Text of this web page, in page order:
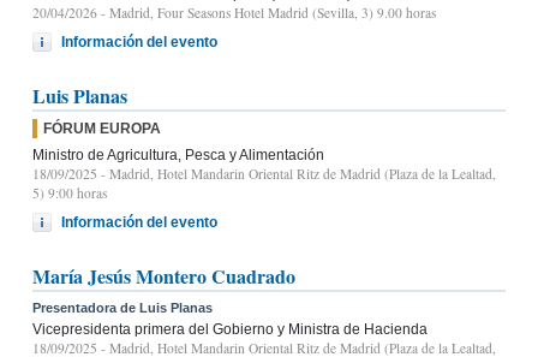
20/04/2026 - Madrid, Four Seasons Hotel Madrid (Sevilla, 3) 9.00 horas
Información del evento
Luis Planas
FÓRUM EUROPA
Ministro de Agricultura, Pesca y Alimentación
18/09/2025 - Madrid, Hotel Mandarin Oriental Ritz de Madrid (Plaza de la Lealtad,
5) 9:00 horas
Información del evento
María Jesús Montero Cuadrado
Presentadora de Luis Planas
Vicepresidenta primera del Gobierno y Ministra de Hacienda
18/09/2025 - Madrid, Hotel Mandarin Oriental Ritz de Madrid (Plaza de la Lealtad,